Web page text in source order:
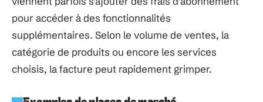
pour accéder à des fonctionnalités
supplémentaires. Selon le volume de ventes, la
catégorie de produits ou encore les services
choisis, la facture peut rapidement grimper.